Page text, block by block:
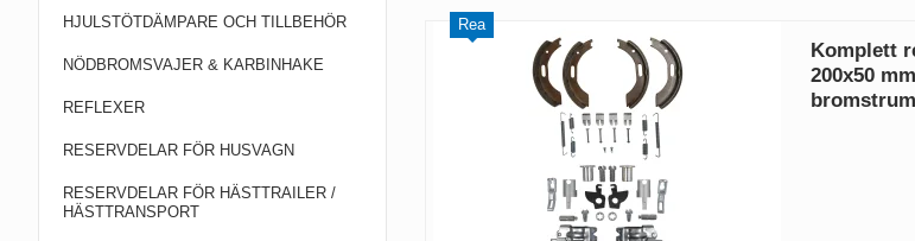
HJULSTÖTDÄMPARE OCH TILLBEHÖR
NÖDBROMSVAJER & KARBINHAKE
REFLEXER
RESERVDELAR FÖR HUSVAGN
RESERVDELAR FÖR HÄSTTRAILER /
HÄSTTRANSPORT
Rea
Komplett
200x50